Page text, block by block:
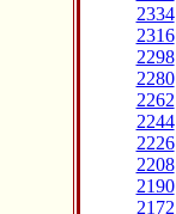
2334
2316
2298
2280
2262
2244
2226
2208
2190
2172